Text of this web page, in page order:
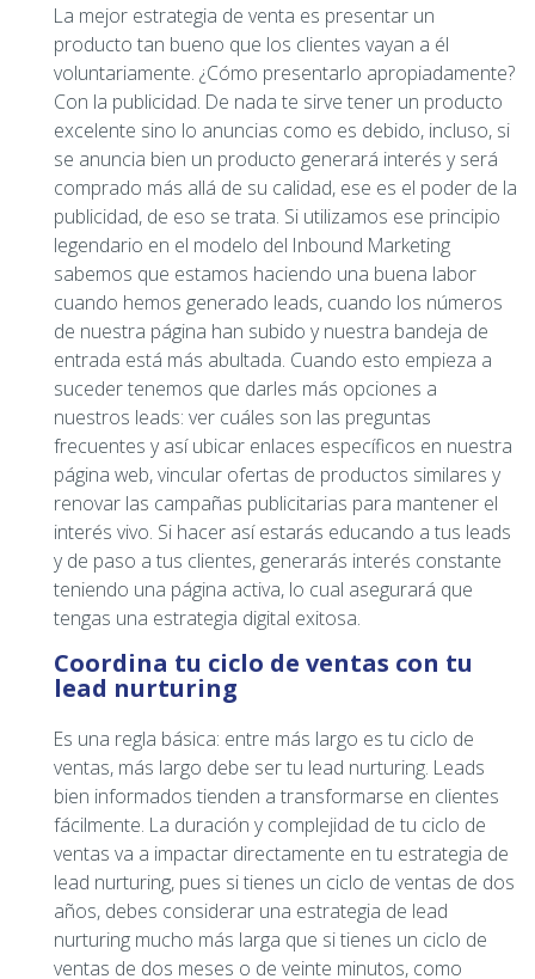
La mejor estrategia de venta es presentar un
producto tan bueno que los clientes vayan a él
voluntariamente. ¿Cómo presentarlo apropiadamente?
Con la publicidad. De nada te sirve tener un producto
excelente sino lo anuncias como es debido, incluso, si
se anuncia bien un producto generará interés y será
comprado más allá de su calidad, ese es el poder de la
publicidad, de eso se trata. Si utilizamos ese principio
legendario en el modelo del Inbound Marketing
sabemos que estamos haciendo una buena labor
cuando hemos generado leads, cuando los números
de nuestra página han subido y nuestra bandeja de
entrada está más abultada. Cuando esto empieza a
suceder tenemos que darles más opciones a
nuestros leads: ver cuáles son las preguntas
frecuentes y así ubicar enlaces específicos en nuestra
página web, vincular ofertas de productos similares y
renovar las campañas publicitarias para mantener el
interés vivo. Si hacer así estarás educando a tus leads
y de paso a tus clientes, generarás interés constante
teniendo una página activa, lo cual asegurará que
tengas una estrategia digital exitosa.
Coordina tu ciclo de ventas con tu
lead nurturing
Es una regla básica: entre más largo es tu ciclo de
ventas, más largo debe ser tu lead nurturing. Leads
bien informados tienden a transformarse en clientes
fácilmente. La duración y complejidad de tu ciclo de
ventas va a impactar directamente en tu estrategia de
lead nurturing, pues si tienes un ciclo de ventas de dos
años, debes considerar una estrategia de lead
nurturing mucho más larga que si tienes un ciclo de
ventas de dos meses o de veinte minutos, como